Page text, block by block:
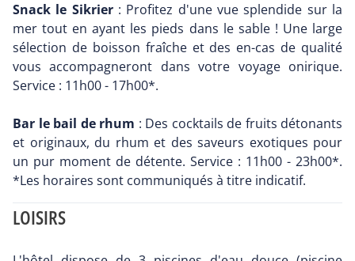
Snack le Sikrier: Profitez d'une vue splendide sur la
mer tout en ayant les pieds dans le sable ! Une large
sélection de boisson fraîche et des en-cas de qualité
vous accompagneront dans votre voyage onirique.
Service : 11h00 - 17h00*.
Bar le bail de rhum : Des cocktails de fruits détonants
et originaux, du rhum et des saveurs exotiques pour
un pur moment de détente. Service : 11h00 - 23h00*.
*Les horaires sont communiqués à titre indicatif.
LOISIRS